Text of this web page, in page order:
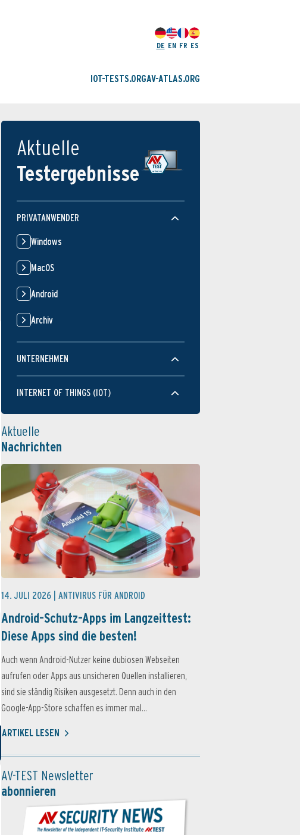
DE EN FR ES
IOT-TESTS.ORGAV-ATLAS.ORG
Aktuelle
Testergebnisse
PRIVATANWENDER
Windows
MacOS
Android
Archiv
UNTERNEHMEN
INTERNET OF THINGS (IOT)
Aktuelle
Nachrichten
14. JULI 2026 | ANTIVIRUS FÜR ANDROID
Android-Schutz-Apps im Langzeittest:
Diese Apps sind die besten!
Auch wenn Android-Nutzer keine dubiosen Webseiten
aufrufen oder Apps aus unsicheren Quellen installieren,
sind sie ständig Risiken ausgesetzt. Denn auch in den
Google-App-Store schaffen es immer mal...
ARTIKEL LESEN
AV-TEST Newsletter
abonnieren